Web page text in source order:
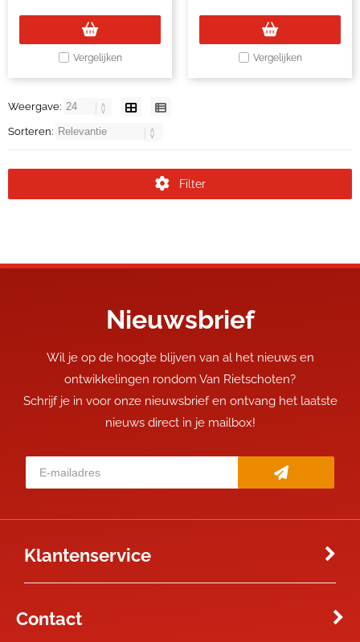
Vergelijken Vergelijken
Weergave:
Sorteren:
Filter
Nieuwsbrief
Wil je op de hoogte blijven van al het nieuws en
ontwikkelingen rondom Van Rietschoten?
Schrijf je in voor onze nieuwsbrief en ontvang het laatste
nieuws direct in je mailbox!
Klantenservice
Contact